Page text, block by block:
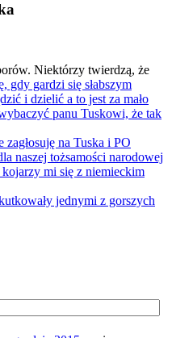
Niektórzy twierdzą, że
gdy gardzi się słabszym
i dzielić a to jest za mało
panu Tuskowi, że tak
na Tuska i PO
naszej tożsamości narodowej
mi się z niemieckim
jednymi z gorszych